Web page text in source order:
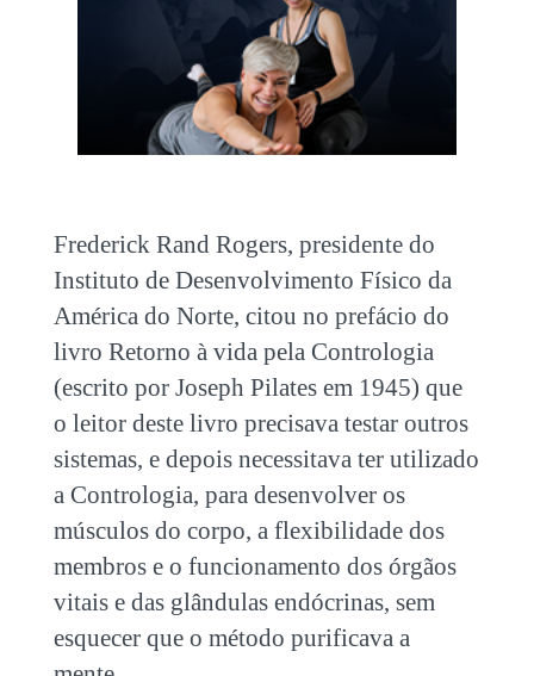
Frederick Rand Rogers, presidente do
Instituto de Desenvolvimento Físico da
América do Norte, citou no prefácio do
livro Retorno à vida pela Contrologia
(escrito por Joseph Pilates em 1945) que
o leitor deste livro precisava testar outros
sistemas, e depois necessitava ter utilizado
a Contrologia, para desenvolver os
músculos do corpo, a flexibilidade dos
membros e o funcionamento dos órgãos
vitais e das glândulas endócrinas, sem
esquecer que o método purificava a